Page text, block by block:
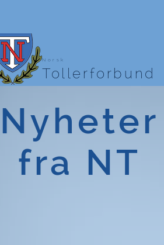
Norsk
Tollerforbund
Nyheter
fra NT